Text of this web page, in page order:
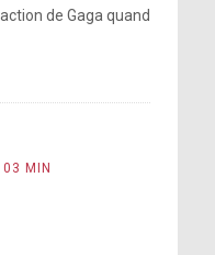
de Gaga quand
MIN